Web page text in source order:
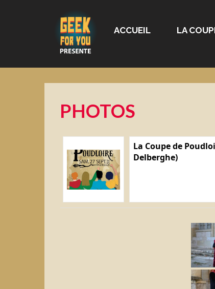
ACCUEIL LA
PHOTOS
La Coupe de
Delberghe)